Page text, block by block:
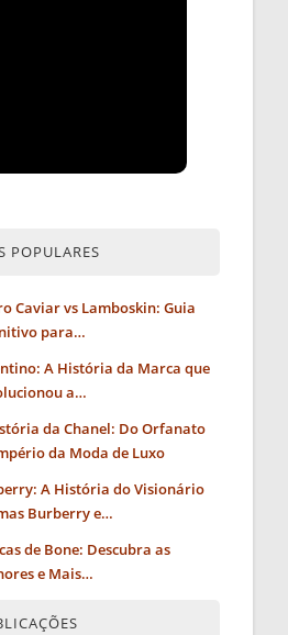
POPULARES
Caviar vs Lamboskin: Guia
para…
A História da Marca que
a…
da Chanel: Do Orfanato
da Moda de Luxo
A História do Visionário
Burberry e…
de Bone: Descubra as
e Mais…